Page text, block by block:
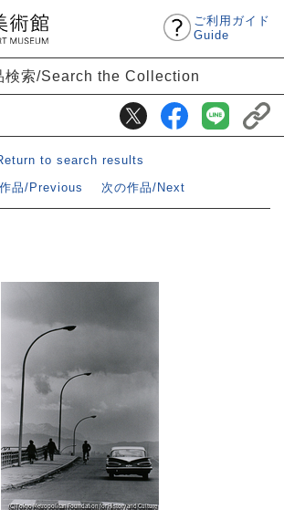
ご利用ガイド
Guide
検索/Search the Collection
to search results
品/Previous
次の作品/Next